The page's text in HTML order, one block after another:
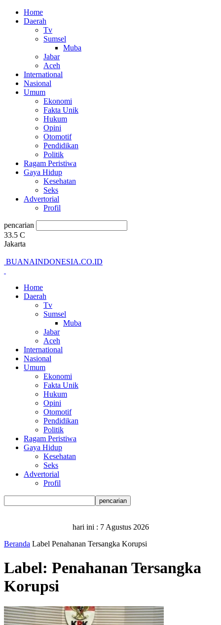
Home
Daerah
Tv
Sumsel
Muba
Jabar
Aceh
International
Nasional
Umum
Ekonomi
Fakta Unik
Hukum
Opini
Otomotif
Pendidikan
Politik
Ragam Peristiwa
Gaya Hidup
Kesehatan
Seks
Advertorial
Profil
pencarian
33.5 C
Jakarta
BUANAINDONESIA.CO.ID
Home
Daerah
Tv
Sumsel
Muba
Jabar
Aceh
International
Nasional
Umum
Ekonomi
Fakta Unik
Hukum
Opini
Otomotif
Pendidikan
Politik
Ragam Peristiwa
Gaya Hidup
Kesehatan
Seks
Advertorial
Profil
hari ini : 7 Agustus 2026
Beranda Label Penahanan Tersangka Korupsi
Label: Penahanan Tersangka
Korupsi